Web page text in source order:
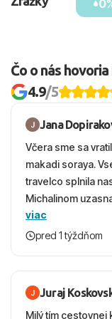
Čo o nás
4.9/5
Jana
Včera sme sa
makadi soraya.
travelco splnila
Michalinom
vecernych
krasny, cisty.
viac
pred 1 týždňom
Juraj
Milý tím cestovnej